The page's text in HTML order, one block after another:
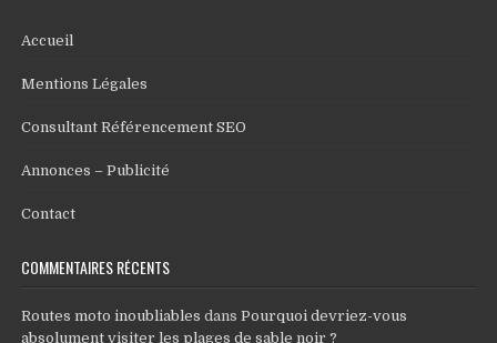
Accueil
Mentions Légales
Consultant Référencement SEO
Annonces – Publicité
Contact
COMMENTAIRES RÉCENTS
Routes moto inoubliables dansPourquoi devriez-vous
absolument visiter les plages de sable noir ?